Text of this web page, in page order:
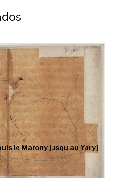
le Marony jusqu'au Yary]